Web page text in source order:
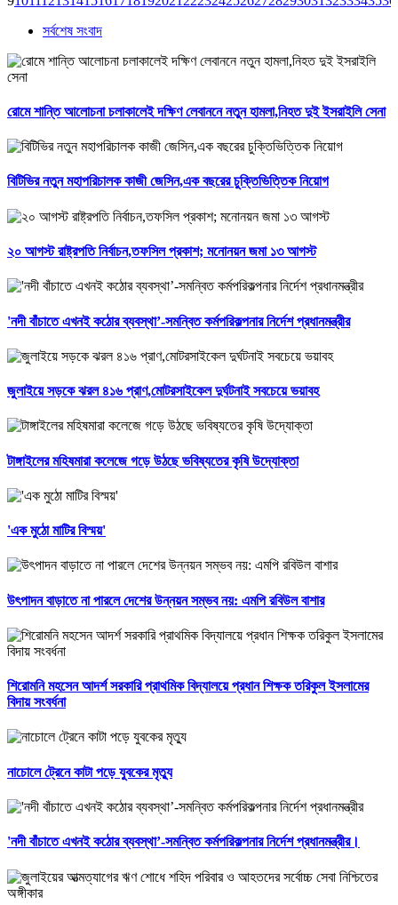
সর্বশেষ সংবাদ
রোমে শান্তি আলোচনা চলাকালেই দক্ষিণ লেবাননে নতুন হামলা,নিহত দুই ইসরাইলি সেনা
বিটিভির নতুন মহাপরিচালক কাজী জেসিন,এক বছরের চুক্তিভিত্তিক নিয়োগ
২০ আগস্ট রাষ্ট্রপতি নির্বাচন,তফসিল প্রকাশ; মনোনয়ন জমা ১৩ আগস্ট
'নদী বাঁচাতে এখনই কঠোর ব্যবস্থা’-সমন্বিত কর্মপরিকল্পনার নির্দেশ প্রধানমন্ত্রীর
জুলাইয়ে সড়কে ঝরল ৪১৬ প্রাণ,মোটরসাইকেল দুর্ঘটনাই সবচেয়ে ভয়াবহ
টাঙ্গাইলের মহিষমারা কলেজে গড়ে উঠছে ভবিষ্যতের কৃষি উদ্যোক্তা
'এক মুঠো মাটির বিস্ময়'
উৎপাদন বাড়াতে না পারলে দেশের উন্নয়ন সম্ভব নয়: এমপি রবিউল বাশার
শিরোমনি মহসেন আদর্শ সরকারি প্রাথমিক বিদ্যালয়ে প্রধান শিক্ষক তরিকুল ইসলামের
বিদায় সংবর্ধনা
নাচোলে ট্রেনে কাটা পড়ে যুবকের মৃত্যু
'নদী বাঁচাতে এখনই কঠোর ব্যবস্থা’-সমন্বিত কর্মপরিকল্পনার নির্দেশ প্রধানমন্ত্রীর।